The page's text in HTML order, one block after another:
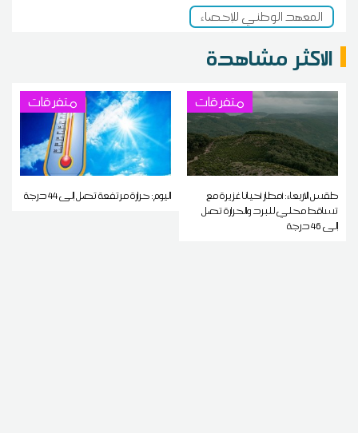
المعهد الوطني للإحصاء
الاكثر مشاهدة
متفرقات
طقس الاربعاء: أمطار أحيانا غزيرة مع
تساقط محلي للبرد والحرارة تصل
إلى 46 درجة
متفرقات
اليوم: حرارة مرتفعة تصل إلى 44 درجة